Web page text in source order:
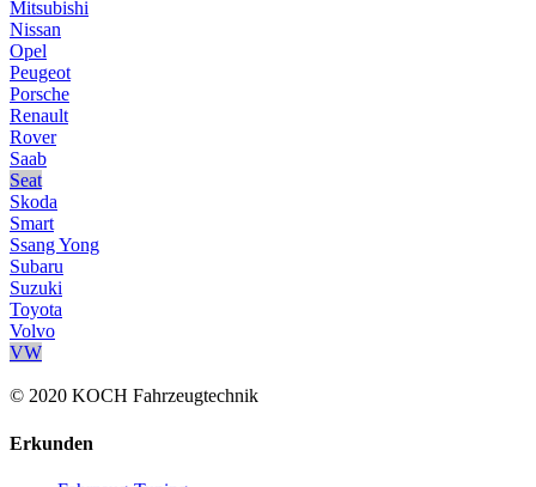
Mitsubishi
Nissan
Opel
Peugeot
Porsche
Renault
Rover
Saab
Seat
Skoda
Smart
Ssang Yong
Subaru
Suzuki
Toyota
Volvo
VW
© 2020 KOCH Fahrzeugtechnik
Erkunden